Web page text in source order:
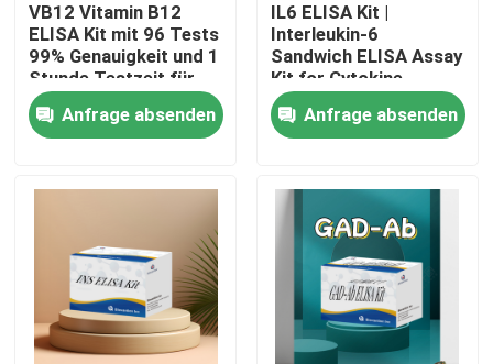
Über uns
VB12 Vitamin B12
ELISA Kit mit 96 Tests
99% Genauigkeit und 1
Stunde Testzeit für
Vitaminmangelforschung
Anfrage absenden
IL6 ELISA Kit |
Interleukin-6
Sandwich ELISA Assay
Kit for Cytokine
Quantitative Detection
in Biological Samples,
Serum, Plasma, Cell
Anfrage absenden